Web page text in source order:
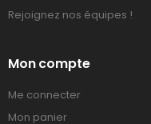
Rejoignez nos équipes !
Mon compte
Me connecter
Mon panier